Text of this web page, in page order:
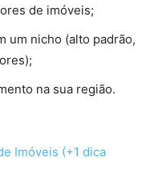
de imóveis;
um nicho (alto padrão,
na sua região.
Imóveis (+1 dica